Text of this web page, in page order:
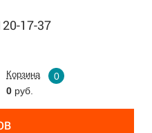
17-37
Корзина
0
0 руб.